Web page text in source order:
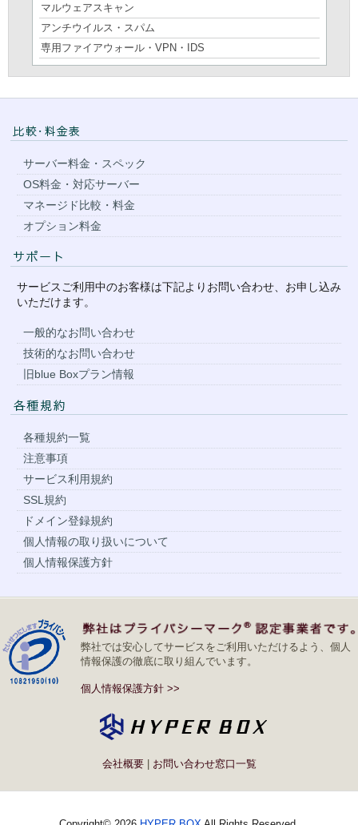
マルウェアスキャン
アンチウイルス・スパム
専用ファイアウォール・VPN・IDS
サーバー料金・スペック
OS料金・対応サーバー
マネージド比較・料金
オプション料金
サービスご利用中のお客様は下記よりお問い合わせ、お申し込み
いただけます。
一般的なお問い合わせ
技術的なお問い合わせ
旧blue Boxプラン情報
各種規約一覧
注意事項
サービス利用規約
SSL規約
ドメイン登録規約
個人情報の取り扱いについて
個人情報保護方針
弊社では安心してサービスをご利用いただけるよう、個人
情報保護の徹底に取り組んでいます。
個人情報保護方針 >>
会社概要| お問い合わせ窓口一覧